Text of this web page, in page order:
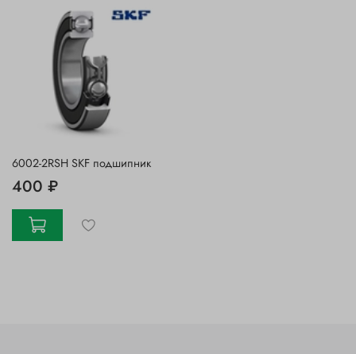
6002-2RSH SKF подшипник
400 ₽